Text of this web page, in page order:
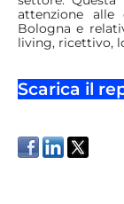
attenzione alle
Bologna e
living, ricettivo,
Scarica il